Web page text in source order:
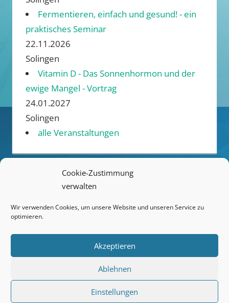
Cookie-Zustimmung
verwalten
Wir verwenden Cookies, um unsere Website und unseren Service zu
optimieren.
Akzeptieren
Ablehnen
Einstellungen
Fermentieren, einfach und gesund! - ein
praktisches Seminar
22.11.2026
Solingen
Vitamin D - Das Sonnenhormon und der
ewige Mangel - Vortrag
24.01.2027
Solingen
alle Veranstaltungen
ANREISE / ÜBERNACHTUNG
IMPRESSUM
DATENSCHUTZ
COOKIE-RICHTLINIE (EU)